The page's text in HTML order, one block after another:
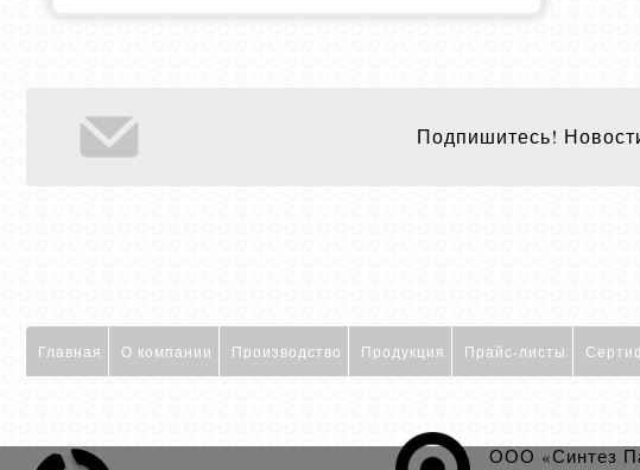
Подпишитесь!
Главная О компании Производство Продукция Прайс-листы
ООО «Синтез